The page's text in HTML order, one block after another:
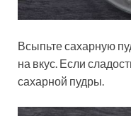
Всыпьте сахарную
на вкус. Если
сахарной пудры.